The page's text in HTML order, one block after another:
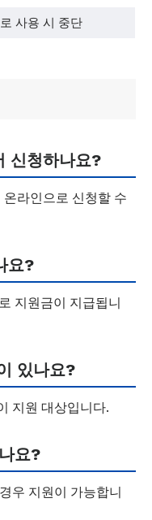
사용 시 중단
신청하나요?
온라인으로 신청할 수
요?
지원금이 지급됩니
있나요?
지원 대상입니다.
요?
우 지원이 가능합니